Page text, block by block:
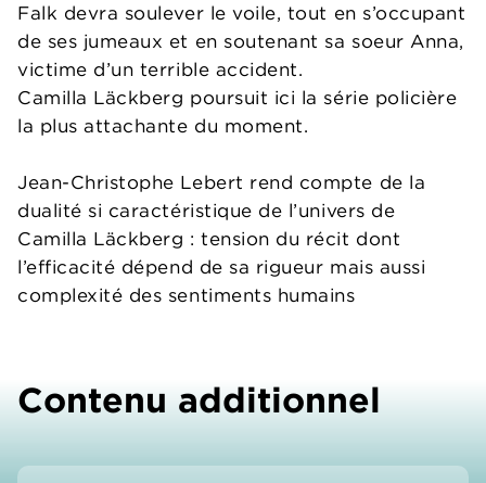
Falk devra soulever le voile, tout en s’occupant
de ses jumeaux et en soutenant sa soeur Anna,
victime d’un terrible accident.
Camilla Läckberg poursuit ici la série policière
la plus attachante du moment.
Jean-Christophe Lebert rend compte de la
dualité si caractéristique de l’univers de
Camilla Läckberg : tension du récit dont
l’efficacité dépend de sa rigueur mais aussi
complexité des sentiments humains
Contenu additionnel